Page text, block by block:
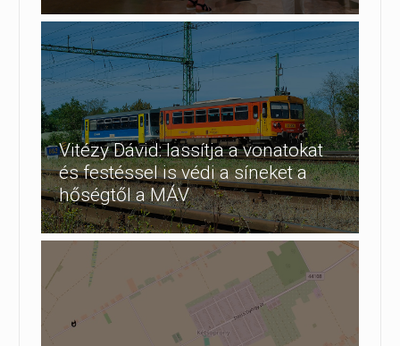
Vitézy Dávid: lassítja a vonatokat
és festéssel is védi a síneket a
hőségtől a MÁV